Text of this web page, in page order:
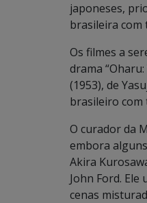
japoneses,
brasileira com
Os filmes a
drama
(1953), de
brasileiro com
O curador da
embora
Akira
John Ford.
cenas